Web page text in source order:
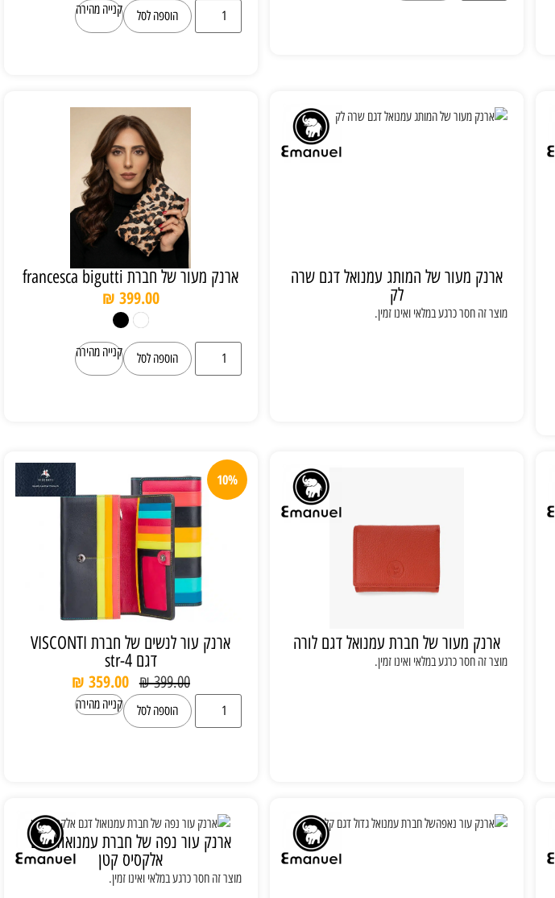
הוספה לסל קנייה מהירה
ארנק מעור של המותג עמנואל דגם שרה
לק
מוצר זה חסר כרגע במלאי ואינו זמין.
ארנק מעור של חברת francesca bigutti
₪ 399.00
הוספה לסל קנייה מהירה
ארנק מעור של חברת עמנואל דגם לורה
מוצר זה חסר כרגע במלאי ואינו זמין.
ארנק עור לנשים של חברת VISCONTI
דגם str-4
₪399.00
₪ 359.00
הוספה לסל קנייה מהירה
10%
ארנק עור נפה של חברת עמנואול דגם
אלקסיס קטן
מוצר זה חסר כרגע במלאי ואינו זמין.